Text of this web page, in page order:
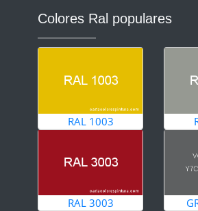
Colores Ral populares
RAL 1003
RAL 3003